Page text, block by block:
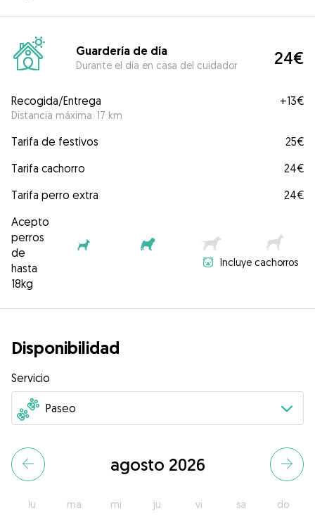
Guardería de día
Durante el día en casa del cuidador 24€
Recogida/Entrega
Distancia máxima: 17 km
+13€
Tarifa de festivos
25€
Tarifa cachorro
24€
Tarifa perro extra
24€
Acepto
perros
de
hasta
18kg
Incluye cachorros
Disponibilidad
Servicio
agosto 2026
lu ma mi ju vi sa do